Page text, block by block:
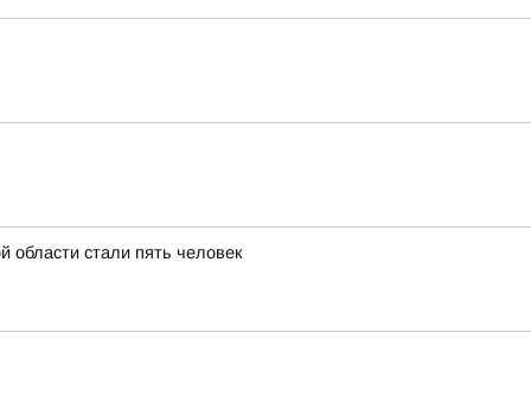
стали пять человек